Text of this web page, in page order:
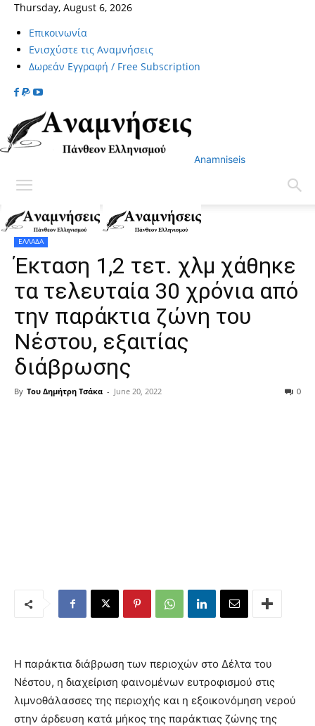
Thursday, August 6, 2026
Επικοινωνία
Ενισχύστε τις Αναμνήσεις
Δωρεάν Εγγραφή / Free Subscription
Anamniseis
Home ΕΛΛΑΔΑ
ΕΛΛΑΔΑ
Έκταση 1,2 τετ. χλμ χάθηκε
τα τελευταία 30 χρόνια από
την παράκτια ζώνη του
Νέστου, εξαιτίας
διάβρωσης
By Του Δημήτρη Τσάκα - June 20, 2022 0
Η παράκτια διάβρωση των περιοχών στο Δέλτα του
Νέστου, η διαχείριση φαινομένων ευτροφισμού στις
λιμνοθάλασσες της περιοχής και η εξοικονόμηση νερού
στην άρδευση κατά μήκος της παράκτιας ζώνης της